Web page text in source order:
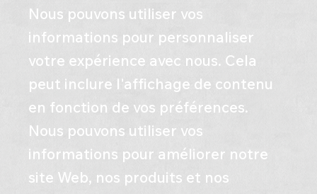
Nous pouvons utiliser vos
informations pour personnaliser
votre expérience avec nous. Cela
peut inclure l'affichage de contenu
en fonction de vos préférences.
Nous pouvons utiliser vos
informations pour améliorer notre
site Web, nos produits et nos